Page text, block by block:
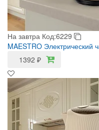
На завтра Код:6229
MAESTRO Электрический
1392 ₽